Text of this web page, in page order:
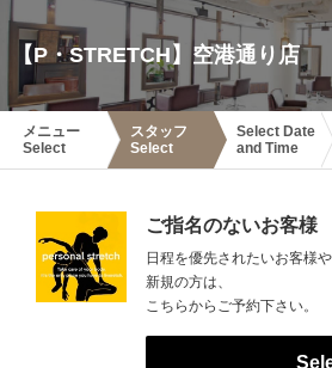
【P・STRETCH】空港通り店
メニュー
Select
スタッフ
Select
Select Date
and Time
ご指名のないお客様
日程を優先されたいお客様や
新規の方は、
こちらからご予約下さい。